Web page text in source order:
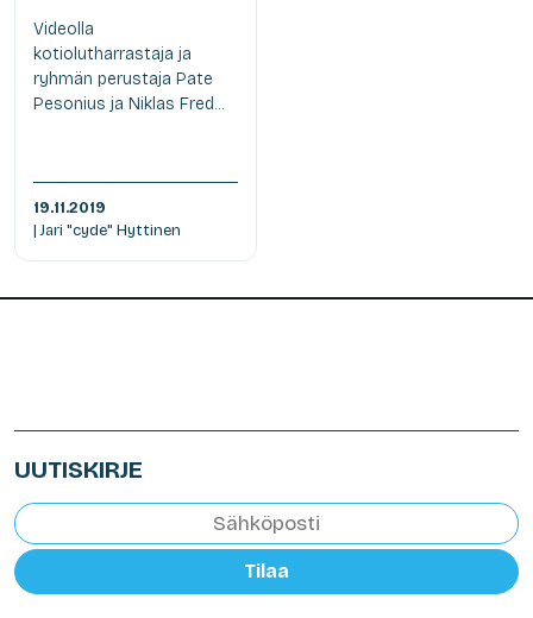
Videolla
kotiolutharrastaja ja
ryhmän perustaja Pate
Pesonius ja Niklas Fred...
19.11.2019
| Jari "cyde" Hyttinen
UUTISKIRJE
Tilaa